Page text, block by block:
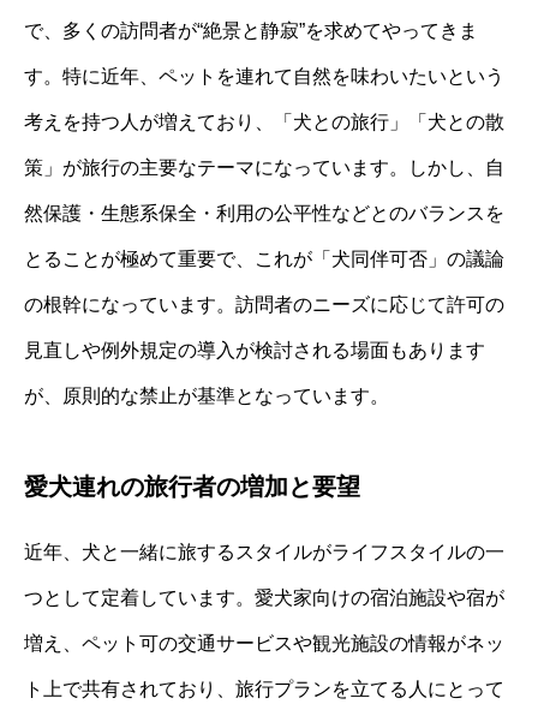
で、多くの訪問者が“絶景と静寂”を求めてやってきま
す。特に近年、ペットを連れて自然を味わいたいという
考えを持つ人が増えており、「犬との旅行」「犬との散
策」が旅行の主要なテーマになっています。しかし、自
然保護・生態系保全・利用の公平性などとのバランスを
とることが極めて重要で、これが「犬同伴可否」の議論
の根幹になっています。訪問者のニーズに応じて許可の
見直しや例外規定の導入が検討される場面もあります
が、原則的な禁止が基準となっています。
愛犬連れの旅行者の増加と要望
近年、犬と一緒に旅するスタイルがライフスタイルの一
つとして定着しています。愛犬家向けの宿泊施設や宿が
増え、ペット可の交通サービスや観光施設の情報がネッ
ト上で共有されており、旅行プランを立てる人にとって